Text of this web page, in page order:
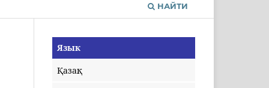
НАЙТИ
Язык
Қазақ